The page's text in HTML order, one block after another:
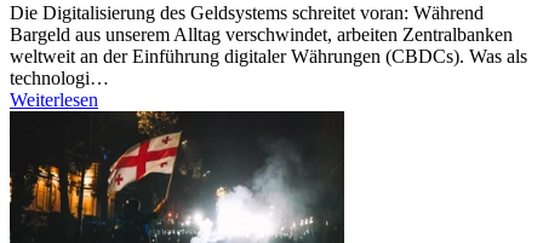
Die Digitalisierung des Geldsystems schreitet voran: Während
Bargeld aus unserem Alltag verschwindet, arbeiten Zentralbanken
weltweit an der Einführung digitaler Währungen (CBDCs). Was als
technologi…
Weiterlesen